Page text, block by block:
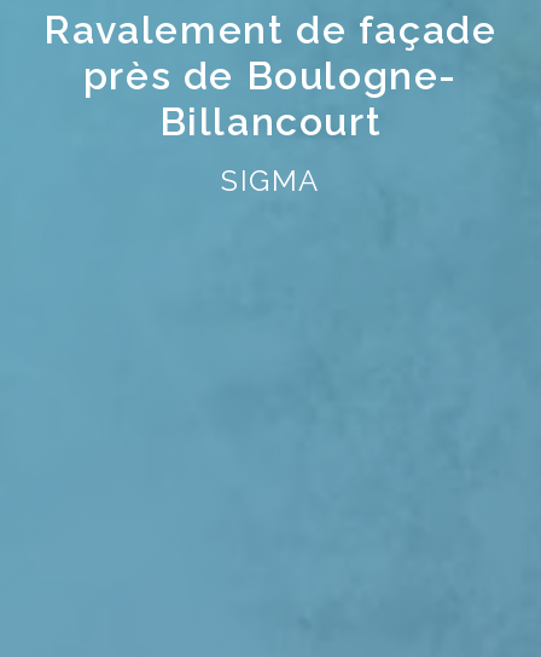
Ravalement de façade
près de Boulogne-
Billancourt
SIGMA